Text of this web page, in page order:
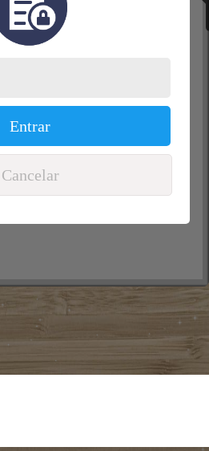
Entrar
Cancelar